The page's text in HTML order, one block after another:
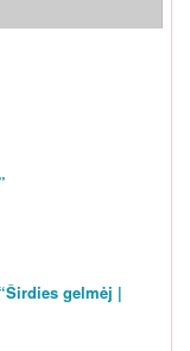
gelmėj |